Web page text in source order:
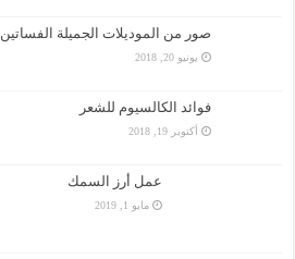
صور من الموديلات الجميلة الفساتين
يونيو 20, 2018
فوائد الكالسيوم للشعر
أكتوبر 19, 2018
عمل أرز السمك
مايو 1, 2019